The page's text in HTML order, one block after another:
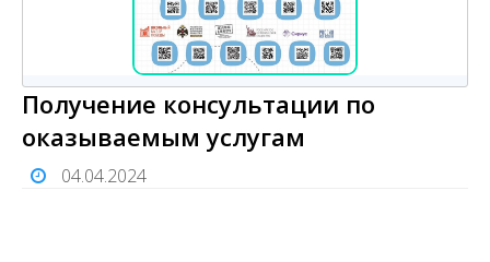
Получение консультации по
оказываемым услугам
04.04.2024